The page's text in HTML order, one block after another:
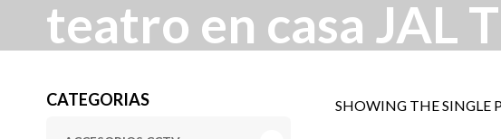
teatro en casa JAL
CATEGORIAS SHOWING THE SINGLE